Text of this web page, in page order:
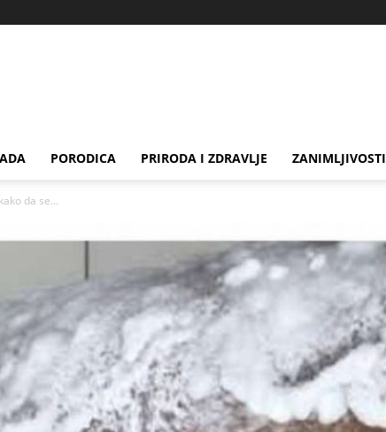
PORODICA PRIRODA I ZDRAVLJE ZANIMLJIVOSTI
da se...